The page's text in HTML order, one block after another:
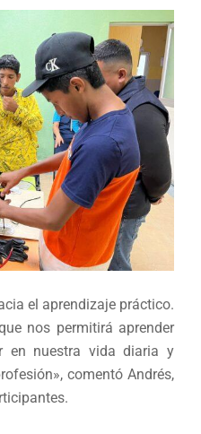
el aprendizaje práctico.
nos permitirá aprender
en nuestra vida diaria y
comentó Andrés,